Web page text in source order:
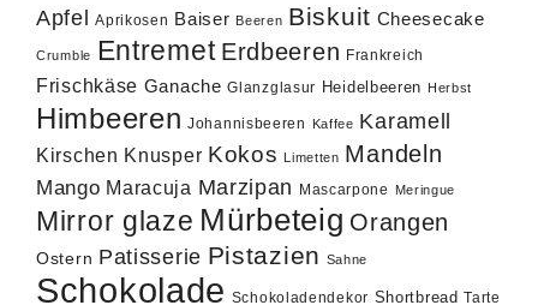
Apfel Aprikosen Baiser Beeren Biskuit Cheesecake
Crumble Entremet Erdbeeren Frankreich
Frischkäse Ganache Glanzglasur Heidelbeeren Herbst
Himbeeren Johannisbeeren Kaffee Karamell
Kirschen Knusper Kokos Limetten Mandeln
Mango Maracuja Marzipan Mascarpone Meringue
Mirror glaze Mürbeteig Orangen
Ostern Patisserie Pistazien Sahne
Schokolade Schokoladendekor Shortbread Tarte